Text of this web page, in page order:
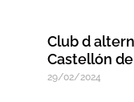
Club d
Castellón
29/02/2024